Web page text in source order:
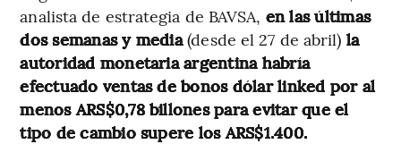
analista de estrategia de BAVSA, en las últimas
dos semanas y media(desde el 27 de abril) la
autoridad monetaria argentina habría
efectuado ventas de bonos dólar linked por al
menos ARS$0,78 billones para evitar que el
tipo de cambio supere los ARS$1.400.